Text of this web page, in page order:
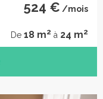
524 € /mois
De 18 m2 à 24 m2